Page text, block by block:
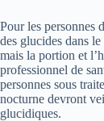
Pour les personnes
des glucides dans
mais la portion et
professionnel de
personnes sous
nocturne devront
glucidiques.